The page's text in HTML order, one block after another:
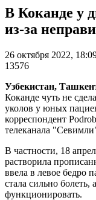
В Коканде у
из-за
26 октября 2022,
13576
Узбекистан,
Коканде чуть не
уколов у юных
корреспондент
телеканала
В частности, 18
растворила
ввела в левое бедро
стала сильно болеть,
функционировать.